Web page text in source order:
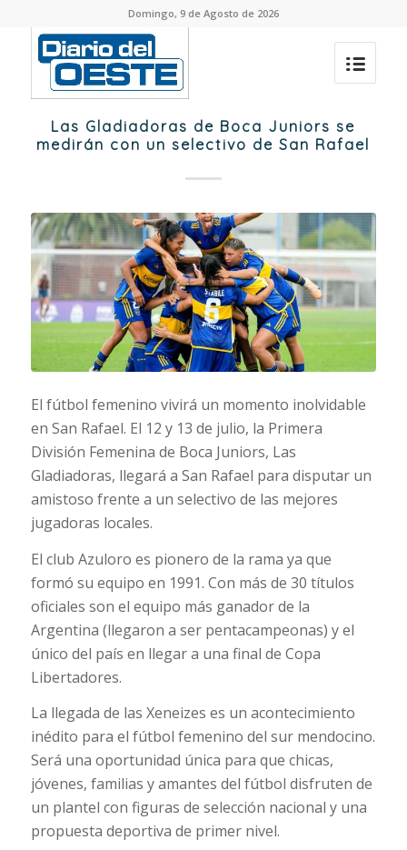
Domingo, 9 de Agosto de 2026
Las Gladiadoras de Boca Juniors se
medirán con un selectivo de San Rafael
El fútbol femenino vivirá un momento inolvidable
en San Rafael. El 12 y 13 de julio, la Primera
División Femenina de Boca Juniors, Las
Gladiadoras, llegará a San Rafael para disputar un
amistoso frente a un selectivo de las mejores
jugadoras locales.
El club Azuloro es pionero de la rama ya que
formó su equipo en 1991. Con más de 30 títulos
oficiales son el equipo más ganador de la
Argentina (llegaron a ser pentacampeonas) y el
único del país en llegar a una final de Copa
Libertadores.
La llegada de las Xeneizes es un acontecimiento
inédito para el fútbol femenino del sur mendocino.
Será una oportunidad única para que chicas,
jóvenes, familias y amantes del fútbol disfruten de
un plantel con figuras de selección nacional y una
propuesta deportiva de primer nivel.